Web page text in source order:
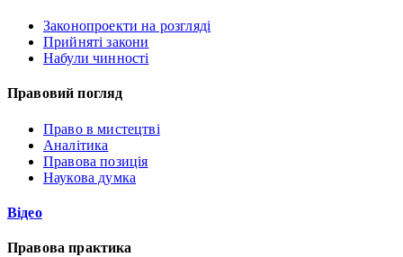
Законопроекти на розгляді
Прийняті закони
Набули чинності
Правовий погляд
Право в мистецтві
Аналітика
Правова позиція
Наукова думка
Відео
Правова практика